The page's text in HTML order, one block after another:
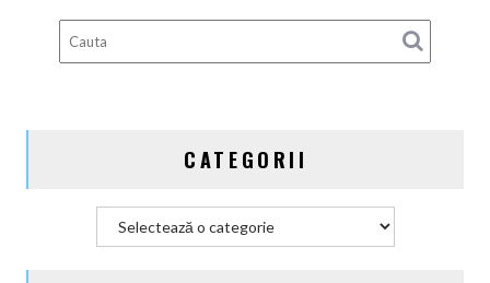
Truck
CO2
CATEGORII